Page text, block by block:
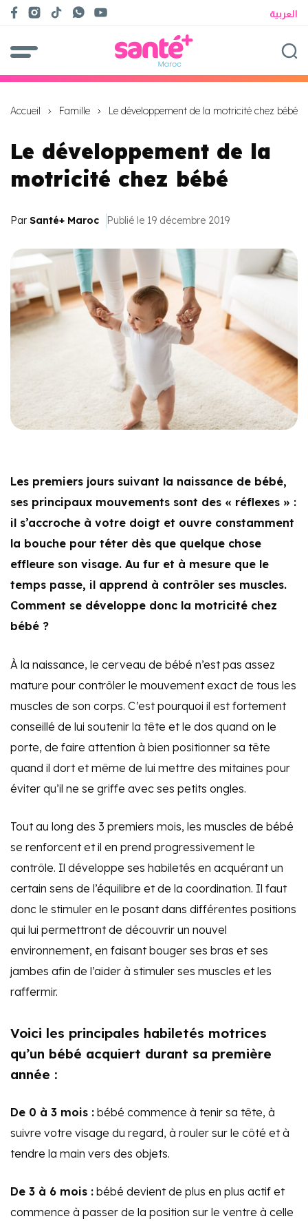
العربية
Accueil Famille Le développement de la motricité chez bébé
Le développement de la
motricité chez bébé
Par Santé+ Maroc Publié le 19 décembre 2019
Les premiers jours suivant la naissance de bébé,
ses principaux mouvements sont des « réflexes » :
il s’accroche à votre doigt et ouvre constamment
la bouche pour téter dès que quelque chose
effleure son visage. Au fur et à mesure que le
temps passe, il apprend à contrôler ses muscles.
Comment se développe donc la motricité chez
bébé ?
À la naissance, le cerveau de bébé n’est pas assez
mature pour contrôler le mouvement exact de tous les
muscles de son corps. C’est pourquoi il est fortement
conseillé de lui soutenir la tête et le dos quand on le
porte, de faire attention à bien positionner sa tête
quand il dort et même de lui mettre des mitaines pour
éviter qu’il ne se griffe avec ses petits ongles.
Tout au long des 3 premiers mois, les muscles de bébé
se renforcent et il en prend progressivement le
contrôle. Il développe ses habiletés en acquérant un
certain sens de l’équilibre et de la coordination. Il faut
donc le stimuler en le posant dans différentes positions
qui lui permettront de découvrir un nouvel
environnement, en faisant bouger ses bras et ses
jambes afin de l’aider à stimuler ses muscles et les
raffermir.
Voici les principales habiletés motrices
qu’un bébé acquiert durant sa première
année :
De 0 à 3 mois : bébé commence à tenir sa tête, à
suivre votre visage du regard, à rouler sur le côté et à
tendre la main vers des objets.
De 3 à 6 mois : bébé devient de plus en plus actif et
commence à passer de la position sur le ventre à celle